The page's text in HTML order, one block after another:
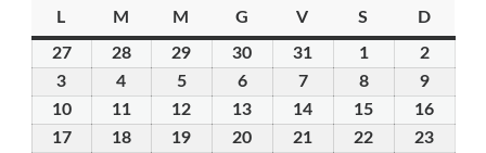
L
M martedì
M mercoledì
G giovedìV venerdì
S D
2727
Luglio
2026
2828
29 30 31 11
Agosto
2026
22
Agosto
2026
3
Agosto
2026
4
Agosto
2026
55
Agosto
2026
66
Agosto
2026
77
Agosto
2026
88
Agosto
2026
99
Agosto
2026
1010
Agosto
1111
Agosto
12
Agosto
13
Agosto
14
Agosto
15
Agosto
16
1717
1818
19 20 21 22 23